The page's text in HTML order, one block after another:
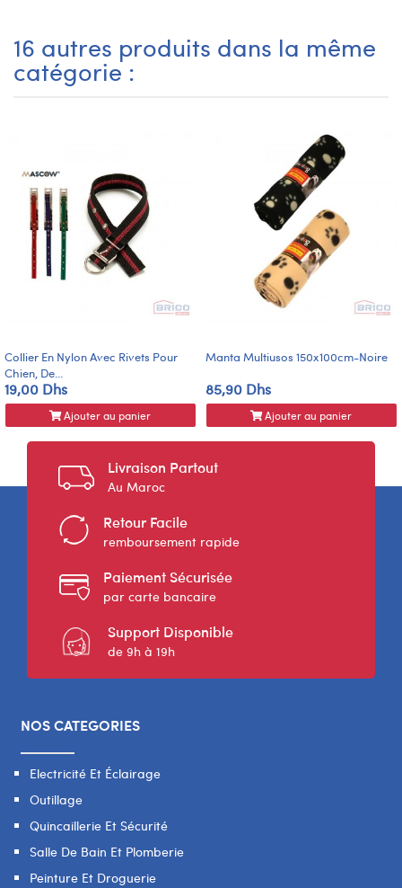
16 autres produits dans la même
catégorie :
Collier En Nylon Avec Rivets Pour
Chien, De...
19,00 Dhs
Ajouter au panier
Manta Multiusos 150x100cm-Noire
85,90 Dhs
Ajouter au panier
Livraison Partout
Au Maroc
Retour Facile
remboursement rapide
Paiement Sécurisée
par carte bancaire
Support Disponible
de 9h à 19h
NOS CATEGORIES
Electricité Et Éclairage
Outillage
Quincaillerie Et Sécurité
Salle De Bain Et Plomberie
Peinture Et Droguerie